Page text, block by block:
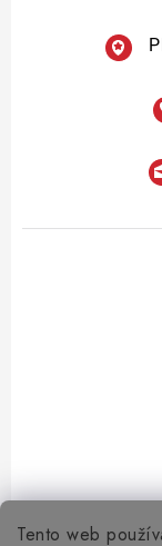
Tento web